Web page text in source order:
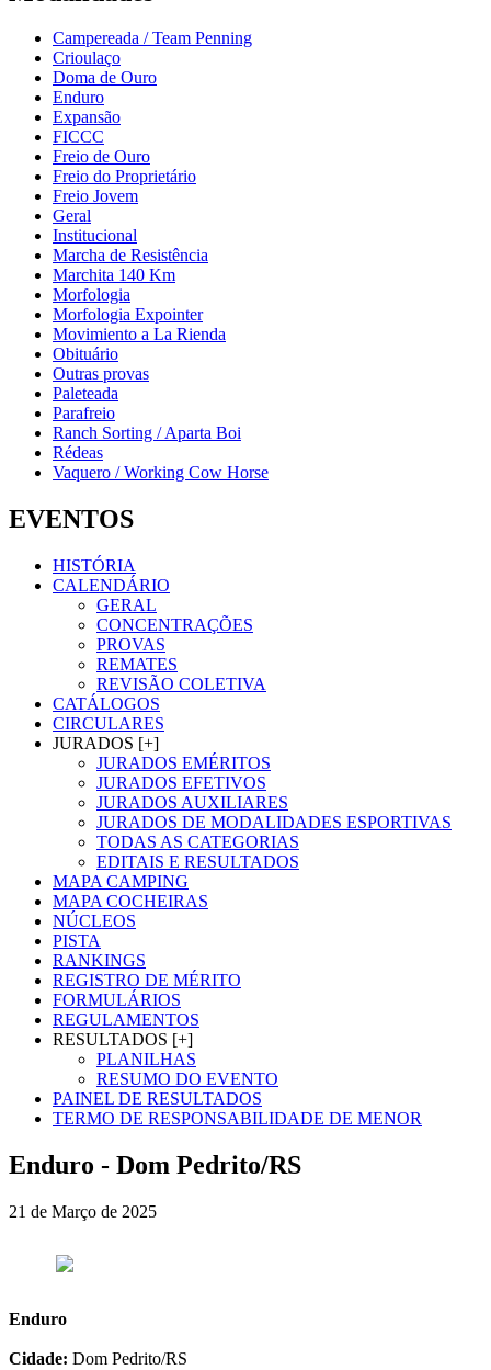
Campereada / Team Penning
Crioulaço
Doma de Ouro
Enduro
Expansão
FICCC
Freio de Ouro
Freio do Proprietário
Freio Jovem
Geral
Institucional
Marcha de Resistência
Marchita 140 Km
Morfologia
Morfologia Expointer
Movimiento a La Rienda
Obituário
Outras provas
Paleteada
Parafreio
Ranch Sorting / Aparta Boi
Rédeas
Vaquero / Working Cow Horse
EVENTOS
HISTÓRIA
CALENDÁRIO
GERAL
CONCENTRAÇÕES
PROVAS
REMATES
REVISÃO COLETIVA
CATÁLOGOS
CIRCULARES
JURADOS [+]
JURADOS EMÉRITOS
JURADOS EFETIVOS
JURADOS AUXILIARES
JURADOS DE MODALIDADES ESPORTIVAS
TODAS AS CATEGORIAS
EDITAIS E RESULTADOS
MAPA CAMPING
MAPA COCHEIRAS
NÚCLEOS
PISTA
RANKINGS
REGISTRO DE MÉRITO
FORMULÁRIOS
REGULAMENTOS
RESULTADOS [+]
PLANILHAS
RESUMO DO EVENTO
PAINEL DE RESULTADOS
TERMO DE RESPONSABILIDADE DE MENOR
Enduro - Dom Pedrito/RS
21 de Março de 2025
Enduro
Cidade: Dom Pedrito/RS